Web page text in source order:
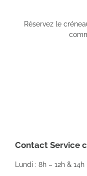
Réservez le
Contact Service
Lundi : 8h – 12h & 14h